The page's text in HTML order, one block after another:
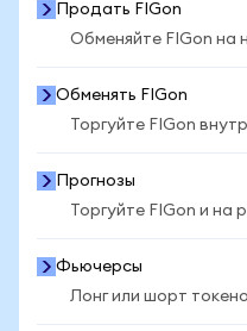
Продать FIGon
Обменяйте FIGon на
Обменять FIGon
Торгуйте FIGon
Прогнозы
Торгуйте FIGon и на
Фьючерсы
Лонг или шорт